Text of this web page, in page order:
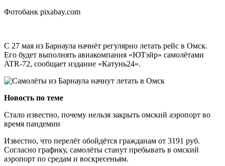
Фотобанк pixabay.com
С 27 мая из Барнаула начнёт регулярно летать рейс в Омск.
Его будет выполнять авиакомпания «ЮТэйр» самолётами
ATR-72, сообщает издание «Катунь24».
Новость по теме
Стало известно, почему нельзя закрыть омский аэропорт во
время пандемии
Известно, что перелёт обойдётся гражданам от 3191 руб.
Согласно графику, самолёты станут пребывать в омский
аэропорт по средам и воскресеньям.